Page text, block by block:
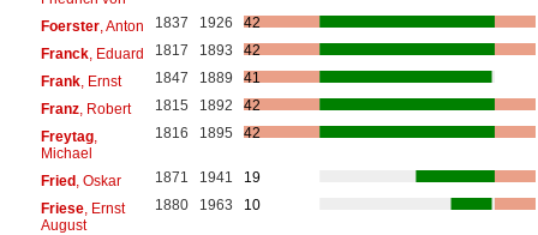
Foerster, Anton 1837 1926
42
Franck, Eduard 1817 1893
42
Frank, Ernst 1847 1889
41
Franz, Robert 1815 1892
42
Freytag,
Michael
1816 1895 42
Fried, Oskar 1871 1941
19
Friese, Ernst
August
1880 1963 10